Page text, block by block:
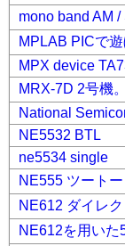
mono band AM
MPLAB PICで遊
MPX device
MRX-7D 2号機。
National
NE5532 BTL
ne5534 single
NE555 ツート
NE612 ダイレ
NE612を用いた